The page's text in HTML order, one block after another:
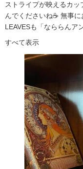
ストライプが映えるカ
んでくださいね☕ 無事
LEAVESも「なららんア
すべて表示